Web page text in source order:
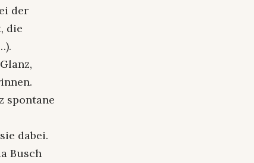
der
die
spontane
dabei.
Busch